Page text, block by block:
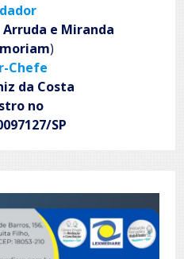
Arruda e Miranda
)
Chefe
da Costa
no
SP